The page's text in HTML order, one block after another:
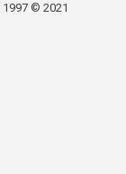
© 2021